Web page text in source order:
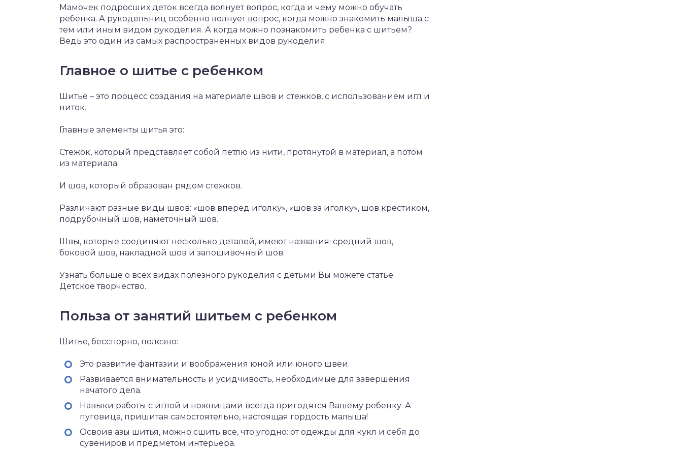
Мамочек подросших деток всегда волнует вопрос, когда и чему можно обучать
ребенка. А рукодельниц особенно волнует вопрос, когда можно знакомить малыша с
тем или иным видом рукоделия. А когда можно познакомить ребенка с шитьем?
Ведь это один из самых распространенных видов рукоделия.
Главное о шитье с ребенком
Шитье – это процесс создания на материале швов и стежков, с использованием игл и
ниток.
Главные элементы шитья это:
Стежок, который представляет собой петлю из нити, протянутой в материал, а потом
из материала.
И шов, который образован рядом стежков.
Различают разные виды швов: «шов вперед иголку», «шов за иголку», шов крестиком,
подрубочный шов, наметочный шов.
Швы, которые соединяют несколько деталей, имеют названия: средний шов,
боковой шов, накладной шов и запошивочный шов.
Узнать больше о всех видах полезного рукоделия с детьми Вы можете статье
Детское творчество.
Польза от занятий шитьем с ребенком
Шитье, бесспорно, полезно:
Это развитие фантазии и воображения юной или юного швеи.
Развивается внимательность и усидчивость, необходимые для завершения
начатого дела.
Навыки работы с иглой и ножницами всегда пригодятся Вашему ребенку. А
пуговица, пришитая самостоятельно, настоящая гордость малыша!
Освоив азы шитья, можно сшить все, что угодно: от одежды для кукл и себя до
сувениров и предметом интерьера.